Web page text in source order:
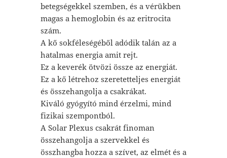
betegségekkel szemben, és a vérükben
magas a hemoglobin és az eritrocita
szám.
A kő sokféleségéből adódik talán az a
hatalmas energia amit rejt.
Ez a keverék ötvözi össze az energiát.
Ez a kő létrehoz szeretetteljes energiát
és összehangolja a csakrákat.
Kiváló gyógyító mind érzelmi, mind
fizikai szempontból.
A Solar Plexus csakrát finoman
összehangolja a szervekkel és
összhangba hozza a szívet, az elmét és a